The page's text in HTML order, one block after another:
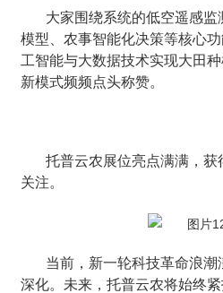
大家围绕系统的低空遥感
模型、农事智能化决策等核心
工智能与大数据技术实现大田
新模式频频点头称赞。
托普云农展位亮点满满，
关注。
当前，新一轮科技革命浪
深化。未来，托普云农将始终